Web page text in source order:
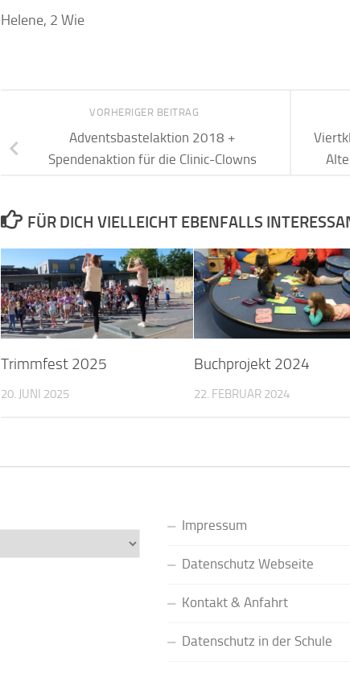
Helene, 2 Wie
VORHERIGER BEITRAG
Adventsbastelaktion 2018 +
Spendenaktion für die Clinic-Clowns
FÜR DICH VIELLEICHT EBENFALLS
Trimmfest 2025
20. JUNI 2025
Buchprojekt 2024
22. FEBRUAR 2024
Impressum
Datenschutz Webseite
Kontakt & Anfahrt
Datenschutz in der Schule